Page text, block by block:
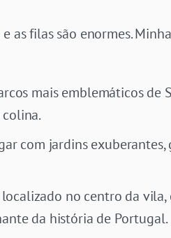
as filas são enormes.
mais emblemáticos de
com jardins exuberantes,
localizado no centro da vila,
da história de Portugal.